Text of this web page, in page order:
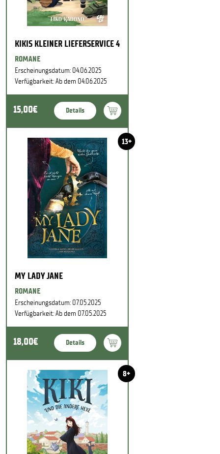
KIKIS KLEINER LIEFERSERVICE 4
ROMANE
Erscheinungsdatum: 04.06.2025
Verfügbarkeit: Ab dem 04.06.2025
15,00€ Details
13+
MY LADY JANE
ROMANE
Erscheinungsdatum: 07.05.2025
Verfügbarkeit: Ab dem 07.05.2025
18,00€ Details
8+